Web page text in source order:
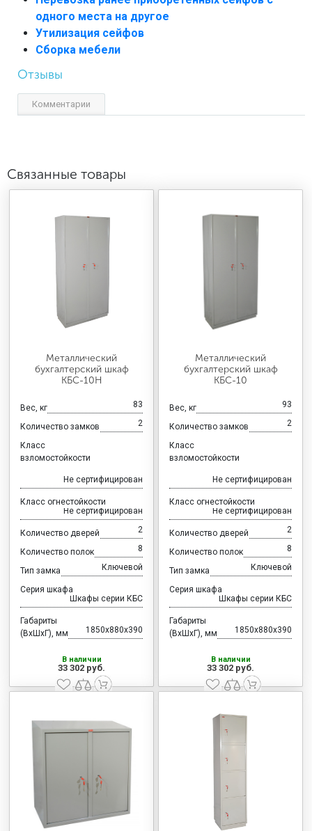
одного места на другое
Утилизация сейфов
Сборка мебели
Отзывы
Комментарии
Связанные товары
Металлический
бухгалтерский шкаф
КБС-10Н
Вес, кг 83
Количество замков 2
Класс
взломостойкости
Не сертифицирован
Класс огнестойкости
Не сертифицирован
Количество дверей 2
Количество полок 8
Тип замка Ключевой
Серия шкафа
Шкафы серии КБС
Габариты
(ВхШхГ), мм
1850x880x390
В наличии
33 302 руб.
Металлический
бухгалтерский шкаф
КБС-10
Вес, кг 93
Количество замков 2
Класс
взломостойкости
Не сертифицирован
Класс огнестойкости
Не сертифицирован
Количество дверей 2
Количество полок 8
Тип замка Ключевой
Серия шкафа
Шкафы серии КБС
Габариты
(ВхШхГ), мм
1850x880x390
В наличии
33 302 руб.